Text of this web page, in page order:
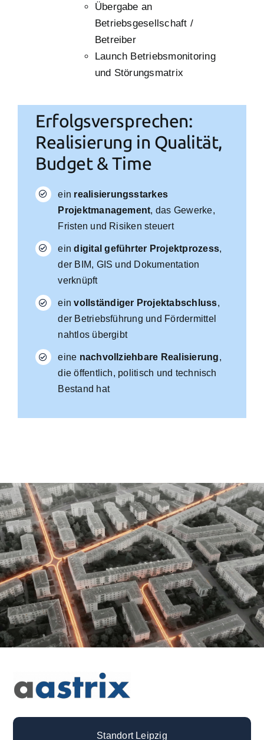
Übergabe an
Betriebsgesellschaft /
Betreiber
Launch Betriebsmonitoring
und Störungsmatrix
Erfolgsversprechen:
Realisierung in Qualität,
Budget & Time
ein realisierungsstarkes
Projektmanagement, das Gewerke,
Fristen und Risiken steuert
eindigital geführter Projektprozess,
der BIM, GIS und Dokumentation
verknüpft
einvollständiger Projektabschluss,
der Betriebsführung und Fördermittel
nahtlos übergibt
eine nachvollziehbare Realisierung,
die öffentlich, politisch und technisch
Bestand hat
Standort Leipzig